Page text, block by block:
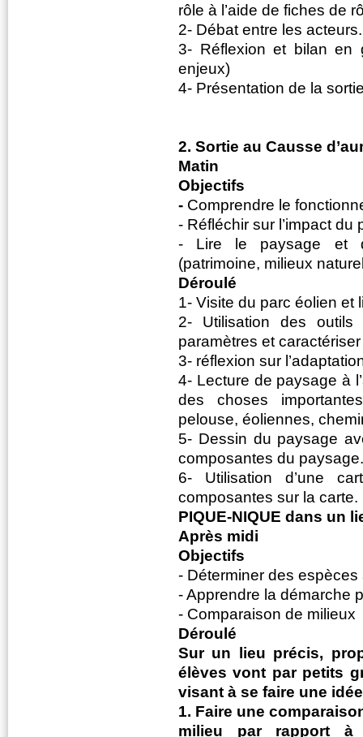
rôle à l’aide de fiches de
2- Débat entre les acteurs.
3- Réflexion et bilan en
enjeux)
4- Présentation de la
2. Sortie au Causse
Matin
Objectifs
- Comprendre le
- Réfléchir sur l’impact du
- Lire le paysage et
(patrimoine, milieux
Déroulé
1- Visite du parc éolien et
2- Utilisation des outils
paramètres et
3- réflexion sur
4- Lecture de paysage à
des choses
pelouse, éoliennes,
5- Dessin du paysage
composantes du paysage.
6- Utilisation d’une
composantes sur la carte.
PIQUE-NIQUE dans un
Après midi
Objectifs
- Déterminer des
- Apprendre la démarche
- Comparaison de milieux
Déroulé
Sur un lieu précis,
élèves vont par petits
visant à se faire une
1. Faire une
milieu par rapport à